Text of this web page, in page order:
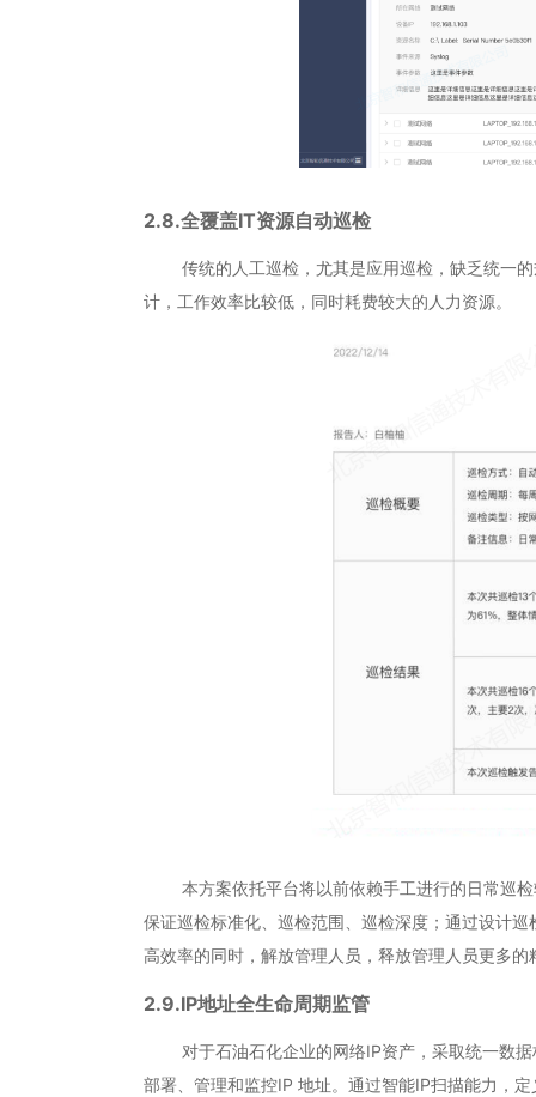
2.8.全覆盖IT资源自动巡检
传统的人工巡检，尤其是应用巡检，缺乏统一的
计，工作效率比较低，同时耗费较大的人力资源。
本方案依托平台将以前依赖手工进行的日常巡检
保证巡检标准化、巡检范围、巡检深度；通过设计
高效率的同时，解放管理人员，释放管理人员更多
2.9.IP地址全生命周期监管
对于石油石化企业的网络IP资产，采取统一数据
部署、管理和监控IP 地址。通过智能IP扫描能力，